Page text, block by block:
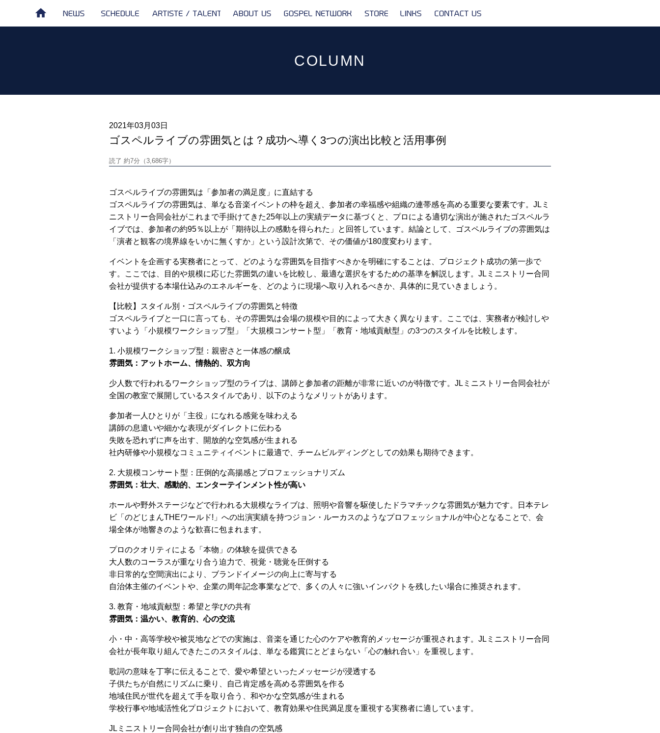
COLUMN
2021年03月03日
ゴスペルライブの雰囲気とは？成功へ導く3つの演出比較と活用事例
読了 約7分（3,686字）
ゴスペルライブの雰囲気は「参加者の満足度」に直結する
ゴスペルライブの雰囲気は、単なる音楽イベントの枠を超え、参加者の幸福感や組織の連帯感を高める重要な要素です。JLミ
ニストリー合同会社がこれまで手掛けてきた25年以上の実績データに基づくと、プロによる適切な演出が施されたゴスペルラ
イブでは、参加者の約95％以上が「期待以上の感動を得られた」と回答しています。結論として、ゴスペルライブの雰囲気は
「演者と観客の境界線をいかに無くすか」という設計次第で、その価値が180度変わります。
イベントを企画する実務者にとって、どのような雰囲気を目指すべきかを明確にすることは、プロジェクト成功の第一歩で
す。ここでは、目的や規模に応じた雰囲気の違いを比較し、最適な選択をするための基準を解説します。JLミニストリー合同
会社が提供する本場仕込みのエネルギーを、どのように現場へ取り入れるべきか、具体的に見ていきましょう。
【比較】スタイル別・ゴスペルライブの雰囲気と特徴
ゴスペルライブと一口に言っても、その雰囲気は会場の規模や目的によって大きく異なります。ここでは、実務者が検討しや
すいよう「小規模ワークショップ型」「大規模コンサート型」「教育・地域貢献型」の3つのスタイルを比較します。
1. 小規模ワークショップ型：親密さと一体感の醸成
雰囲気：アットホーム、情熱的、双方向
少人数で行われるワークショップ型のライブは、講師と参加者の距離が非常に近いのが特徴です。JLミニストリー合同会社が
全国の教室で展開しているスタイルであり、以下のようなメリットがあります。
参加者一人ひとりが「主役」になれる感覚を味わえる
講師の息遣いや細かな表現がダイレクトに伝わる
失敗を恐れずに声を出す、開放的な空気感が生まれる
社内研修や小規模なコミュニティイベントに最適で、チームビルディングとしての効果も期待できます。
2. 大規模コンサート型：圧倒的な高揚感とプロフェッショナリズム
雰囲気：壮大、感動的、エンターテインメント性が高い
ホールや野外ステージなどで行われる大規模なライブは、照明や音響を駆使したドラマチックな雰囲気が魅力です。日本テレ
ビ「のどじまんTHEワールド!」への出演実績を持つジョン・ルーカスのようなプロフェッショナルが中心となることで、会
場全体が地響きのような歓喜に包まれます。
プロのクオリティによる「本物」の体験を提供できる
大人数のコーラスが重なり合う迫力で、視覚・聴覚を圧倒する
非日常的な空間演出により、ブランドイメージの向上に寄与する
自治体主催のイベントや、企業の周年記念事業などで、多くの人々に強いインパクトを残したい場合に推奨されます。
3. 教育・地域貢献型：希望と学びの共有
雰囲気：温かい、教育的、心の交流
小・中・高等学校や被災地などでの実施は、音楽を通じた心のケアや教育的メッセージが重視されます。JLミニストリー合同
会社が長年取り組んできたこのスタイルは、単なる鑑賞にとどまらない「心の触れ合い」を重視します。
歌詞の意味を丁寧に伝えることで、愛や希望といったメッセージが浸透する
子供たちが自然にリズムに乗り、自己肯定感を高める雰囲気を作る
地域住民が世代を超えて手を取り合う、和やかな空気感が生まれる
学校行事や地域活性化プロジェクトにおいて、教育効果や住民満足度を重視する実務者に適しています。
JLミニストリー合同会社が創り出す独自の空気感